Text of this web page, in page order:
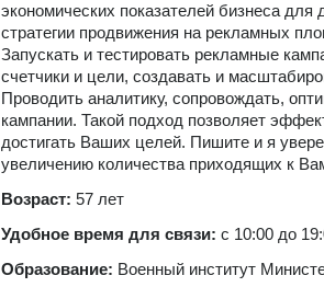
экономических показателей бизнеса
стратегии продвижения на рекламных
Запускать и тестировать рекламные
счетчики и цели, создавать и
Проводить аналитику, сопровождать,
кампании. Такой подход позволяет
достигать Ваших целей. Пишите и я
увеличению количества приходящих к
Возраст: 57 лет
Удобное время для связи: с 10:00 до
Образование: Военный институт